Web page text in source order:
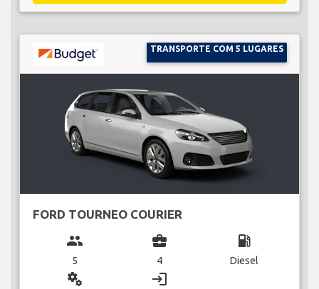
TRANSPORTE COM 5 LUGARES
FORD TOURNEO COURIER
group
5
business_center
4
local_gas_station
Diesel
miscellaneous_services login